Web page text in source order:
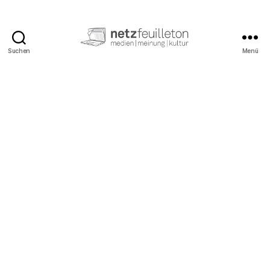
Suchen Menü